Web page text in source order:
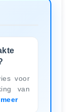
voor
van